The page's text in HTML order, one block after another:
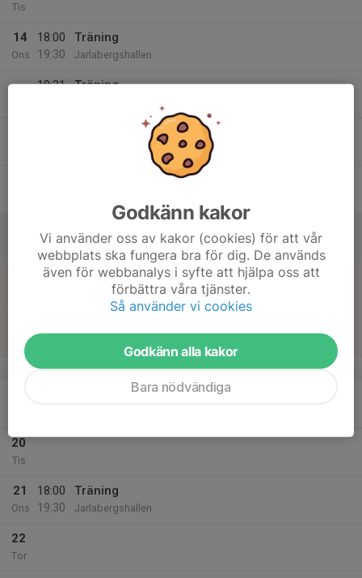
Tis
14
Ons
18:00
19:30
Träning
Jarlabergshallen
19:31
Träning
15:30
Träning
Jarlabergshallen
v.21
Pingislirarna
20
Tis
21
Ons
18:00
19:30
Träning
Jarlabergshallen
22
Tor
Godkänn kakor
Vi använder oss av kakor (cookies) för att vår
webbplats ska fungera bra för dig. De används
även för webbanalys i syfte att hjälpa oss att
förbättra våra tjänster.
Så använder vi cookies
Godkänn alla kakor
Bara nödvändiga